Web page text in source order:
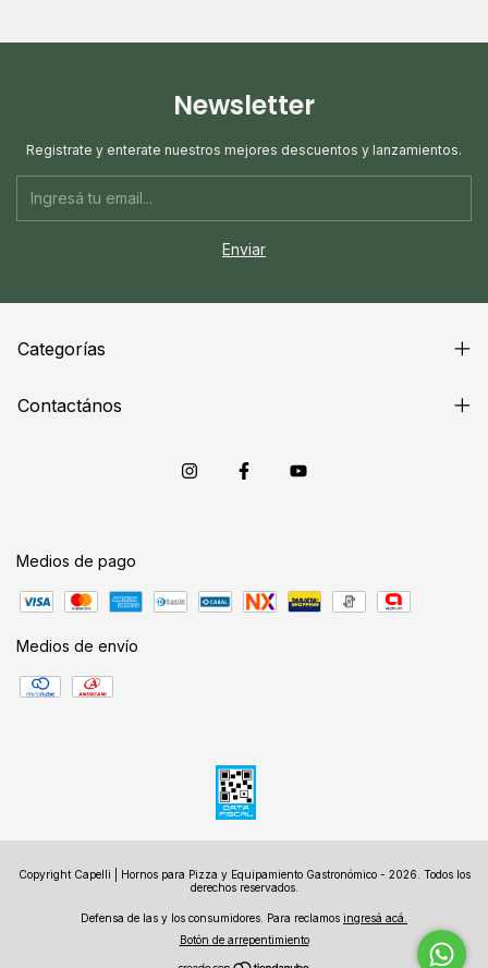
Newsletter
Registrate y enterate nuestros mejores descuentos y lanzamientos.
Categorías
Contactános
Medios de pago
Medios de envío
Copyright Capelli | Hornos para Pizza y Equipamiento Gastronómico - 2026. Todos los
derechos reservados.
Defensa de las y los consumidores. Para reclamos ingresá acá.
Botón de arrepentimiento